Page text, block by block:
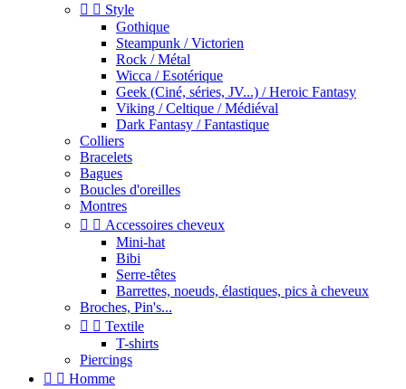
  Style
Gothique
Steampunk / Victorien
Rock / Métal
Wicca / Esotérique
Geek (Ciné, séries, JV...) / Heroic Fantasy
Viking / Celtique / Médiéval
Dark Fantasy / Fantastique
Colliers
Bracelets
Bagues
Boucles d'oreilles
Montres
  Accessoires cheveux
Mini-hat
Bibi
Serre-têtes
Barrettes, noeuds, élastiques, pics à cheveux
Broches, Pin's...
  Textile
T-shirts
Piercings
  Homme